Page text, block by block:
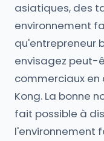
asiatiques, des
environnement
qu'entrepreneur
envisagez peut-
commerciaux en
Kong. La bonne
fait possible à
l'environnement